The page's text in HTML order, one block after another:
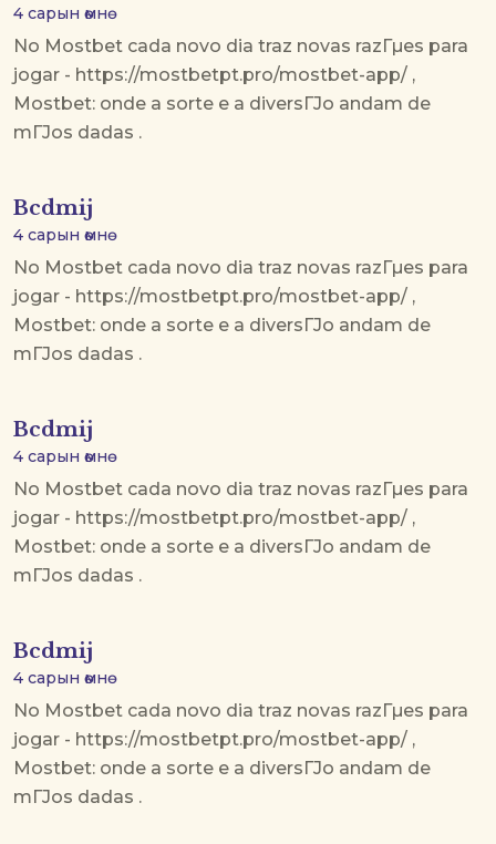
4 сарын өмнө
No Mostbet cada novo dia traz novas razГµes para
jogar - https://mostbetpt.pro/mostbet-app/ ,
Mostbet: onde a sorte e a diversГЈo andam de
mГЈos dadas .
Bcdmij
4 сарын өмнө
No Mostbet cada novo dia traz novas razГµes para
jogar - https://mostbetpt.pro/mostbet-app/ ,
Mostbet: onde a sorte e a diversГЈo andam de
mГЈos dadas .
Bcdmij
4 сарын өмнө
No Mostbet cada novo dia traz novas razГµes para
jogar - https://mostbetpt.pro/mostbet-app/ ,
Mostbet: onde a sorte e a diversГЈo andam de
mГЈos dadas .
Bcdmij
4 сарын өмнө
No Mostbet cada novo dia traz novas razГµes para
jogar - https://mostbetpt.pro/mostbet-app/ ,
Mostbet: onde a sorte e a diversГЈo andam de
mГЈos dadas .